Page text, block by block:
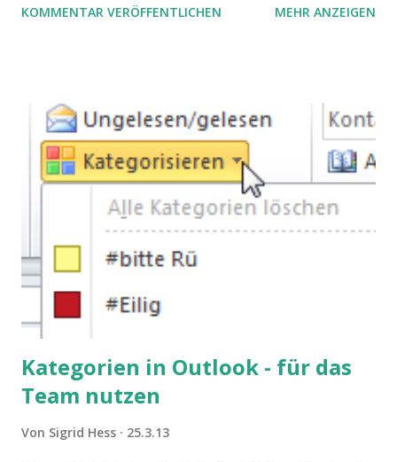
processes.
KOMMENTAR VERÖFFENTLICHEN MEHR ANZEIGEN
Kategorien in Outlook - für das
Team nutzen
Von Sigrid Hess 25.3.13